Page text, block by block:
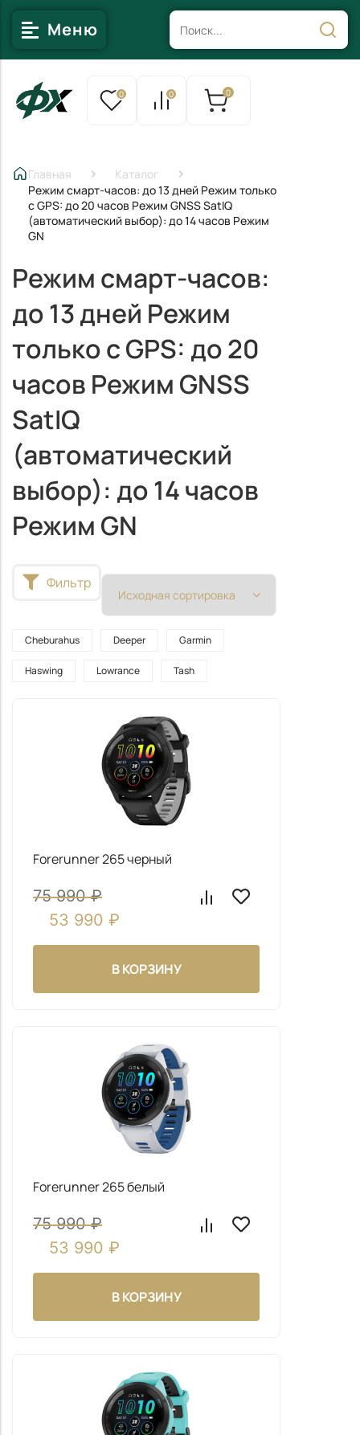
Меню
0 0 0
Главная
Каталог
Режим смарт-часов: до 13 дней Режим только
с GPS: до 20 часов Режим GNSS SatIQ
(автоматический выбор): до 14 часов Режим
GN
Режим смарт-часов:
до 13 дней Режим
только с GPS: до 20
часов Режим GNSS
SatIQ
(автоматический
выбор): до 14 часов
Режим GN
Фильтр
Forerunner 265 черный
53 990₽
В КОРЗИНУ
Forerunner 265 белый
53 990₽
В КОРЗИНУ
Заказать звонок
чтобы ответить на все ваши вопросы
данных